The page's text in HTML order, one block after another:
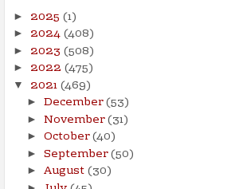
► 2025 (1)
► 2024(408)
► 2023 (508)
► 2022 (475)
▼ 2021(469)
► December(53)
► November(31)
► October(40)
► September(50)
► August(30)